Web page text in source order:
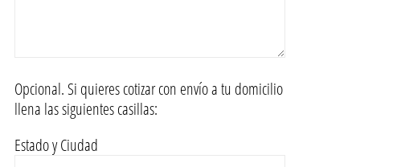
Opcional. Si quieres cotizar con envío a tu domicilio
llena las siguientes casillas:
Estado y Ciudad